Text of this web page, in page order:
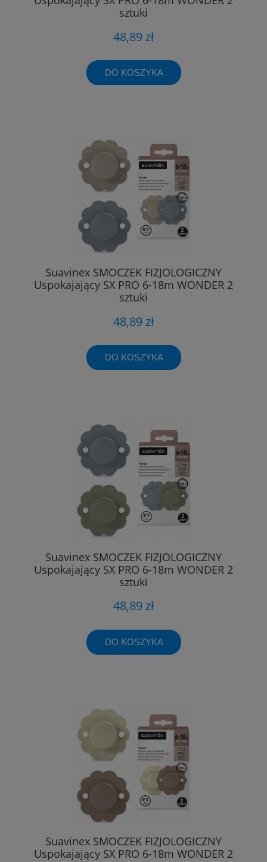
sztuki
48,89 zł
DO KOSZYKA
Suavinex SMOCZEK FIZJOLOGICZNY
Uspokajający SX PRO 6-18m WONDER 2
sztuki
48,89 zł
DO KOSZYKA
Suavinex SMOCZEK FIZJOLOGICZNY
Uspokajający SX PRO 6-18m WONDER 2
sztuki
48,89 zł
DO KOSZYKA
Suavinex SMOCZEK FIZJOLOGICZNY
Uspokajający SX PRO 6-18m WONDER 2